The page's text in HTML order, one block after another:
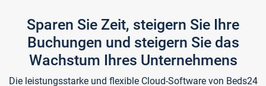
Sparen Sie Zeit, steigern Sie Ihre
Buchungen und steigern Sie das
Wachstum Ihres Unternehmens
Die leistungsstarke und flexible Cloud-Software von Beds24